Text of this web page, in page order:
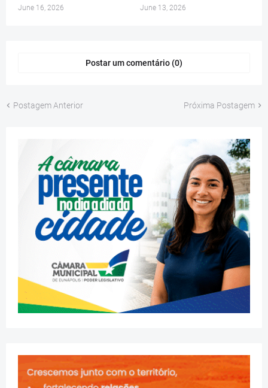
June 16, 2026 June 13, 2026
Postar um comentário (0)
Postagem Anterior Próxima Postagem